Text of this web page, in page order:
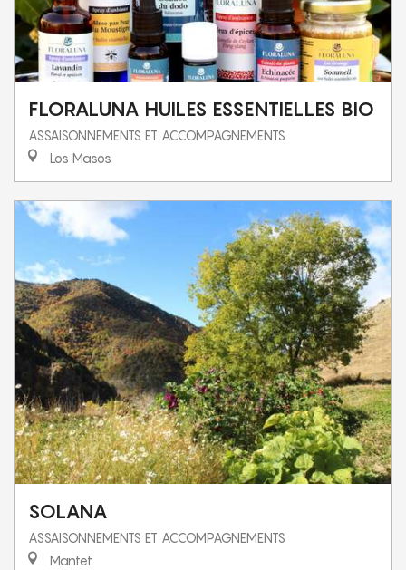
FLORALUNA HUILES ESSENTIELLES BIO
ASSAISONNEMENTS ET ACCOMPAGNEMENTS
Los Masos
SOLANA
ASSAISONNEMENTS ET ACCOMPAGNEMENTS
Mantet